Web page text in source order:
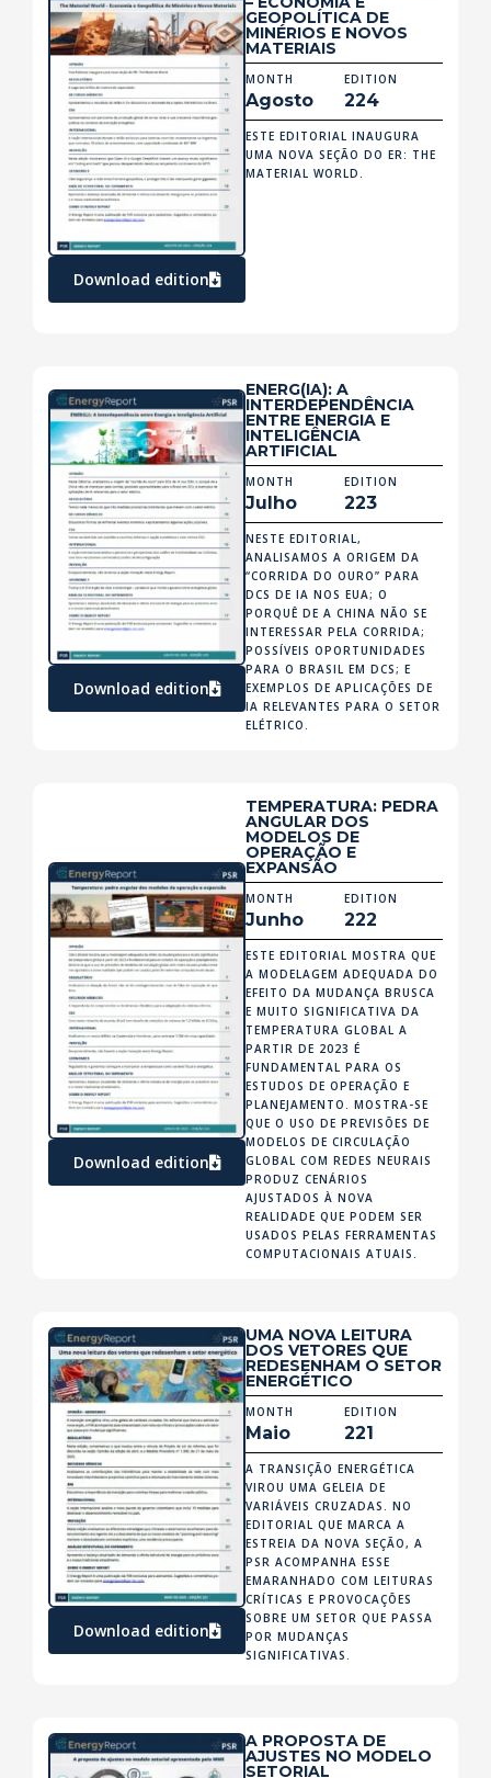
Download edition
GEOPOLÍTICA DE
MINÉRIOS E NOVOS
MATERIAIS
MONTH
Agosto
EDITION
224
ESTE EDITORIAL INAUGURA
UMA NOVA SEÇÃO DO ER: THE
MATERIAL WORLD.
Download edition
ENERG(IA): A
INTERDEPENDÊNCIA
ENTRE ENERGIA E
INTELIGÊNCIA
ARTIFICIAL
MONTH
Julho
EDITION
223
NESTE EDITORIAL,
ANALISAMOS A ORIGEM DA
“CORRIDA DO OURO” PARA
DCS DE IA NOS EUA; O
PORQUÊ DE A CHINA NÃO SE
INTERESSAR PELA CORRIDA;
POSSÍVEIS OPORTUNIDADES
PARA O BRASIL EM DCS; E
EXEMPLOS DE APLICAÇÕES DE
IA RELEVANTES PARA O SETOR
ELÉTRICO.
Download edition
TEMPERATURA: PEDRA
ANGULAR DOS
MODELOS DE
OPERAÇÃO E
EXPANSÃO
MONTH
Junho
EDITION
222
ESTE EDITORIAL MOSTRA QUE
A MODELAGEM ADEQUADA DO
EFEITO DA MUDANÇA BRUSCA
E MUITO SIGNIFICATIVA DA
TEMPERATURA GLOBAL A
PARTIR DE 2023 É
FUNDAMENTAL PARA OS
ESTUDOS DE OPERAÇÃO E
PLANEJAMENTO. MOSTRA-SE
QUE O USO DE PREVISÕES DE
MODELOS DE CIRCULAÇÃO
GLOBAL COM REDES NEURAIS
PRODUZ CENÁRIOS
AJUSTADOS À NOVA
REALIDADE QUE PODEM SER
USADOS PELAS FERRAMENTAS
COMPUTACIONAIS ATUAIS.
Download edition
UMA NOVA LEITURA
DOS VETORES QUE
REDESENHAM O SETOR
ENERGÉTICO
MONTH
Maio
EDITION
221
A TRANSIÇÃO ENERGÉTICA
VIROU UMA GELEIA DE
VARIÁVEIS CRUZADAS. NO
EDITORIAL QUE MARCA A
ESTREIA DA NOVA SEÇÃO, A
PSR ACOMPANHA ESSE
EMARANHADO COM LEITURAS
CRÍTICAS E PROVOCAÇÕES
SOBRE UM SETOR QUE PASSA
POR MUDANÇAS
SIGNIFICATIVAS.
A PROPOSTA DE
AJUSTES NO MODELO
SETORIAL